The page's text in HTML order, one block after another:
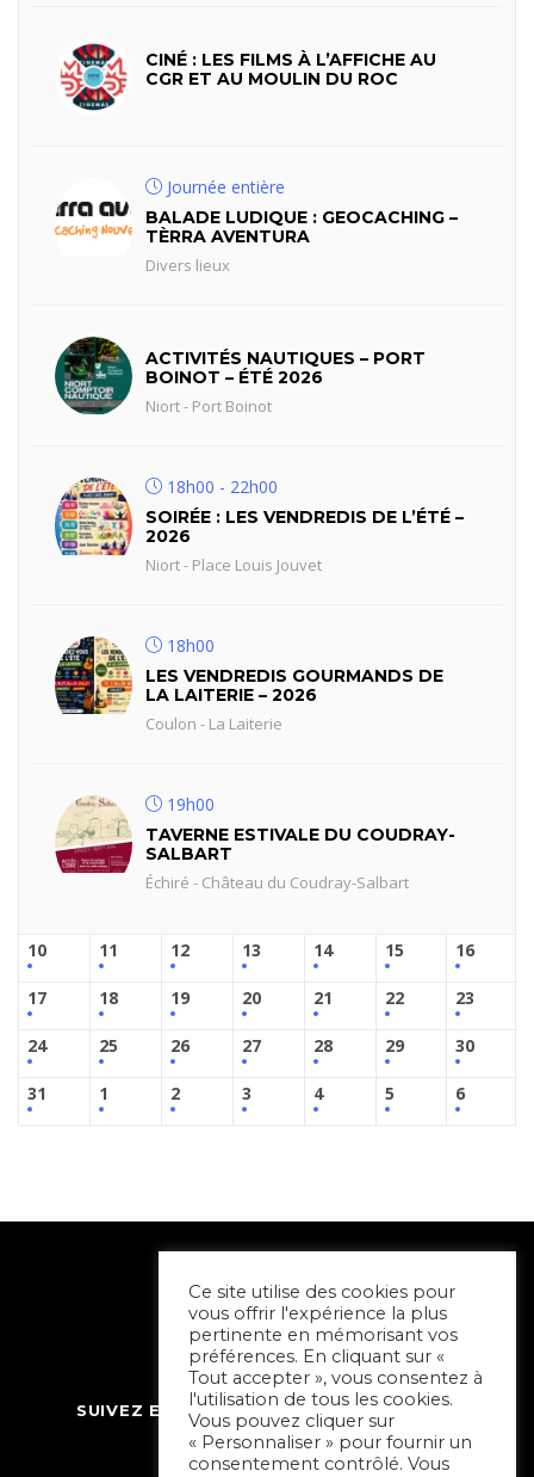
CINÉ : LES FILMS À L’AFFICHE AU
CGR ET AU MOULIN DU ROC
Journée entière
BALADE LUDIQUE : GEOCACHING –
TÈRRA AVENTURA
Divers lieux
ACTIVITÉS NAUTIQUES – PORT
BOINOT – ÉTÉ 2026
Niort - Port Boinot
18h00 - 22h00
SOIRÉE : LES VENDREDIS DE L’ÉTÉ –
2026
Niort - Place Louis Jouvet
18h00
LES VENDREDIS GOURMANDS DE
LA LAITERIE – 2026
Coulon - La Laiterie
19h00
TAVERNE ESTIVALE DU COUDRAY-
SALBART
Échiré - Château du Coudray-Salbart
10 11 12 13 14 15 16
17 18 19 20 21 22 23
24 25 26 27 28 29 30
31 1 2 3 4 5 6
SUIVEZ ET CONTACTEZ SORTIR À NIORT
Ce site utilise des cookies pour
vous offrir l'expérience la plus
pertinente en mémorisant vos
préférences. En cliquant sur «
Tout accepter », vous consentez à
l'utilisation de tous les cookies.
Vous pouvez cliquer sur
« Personnaliser » pour fournir un
consentement contrôlé. Vous